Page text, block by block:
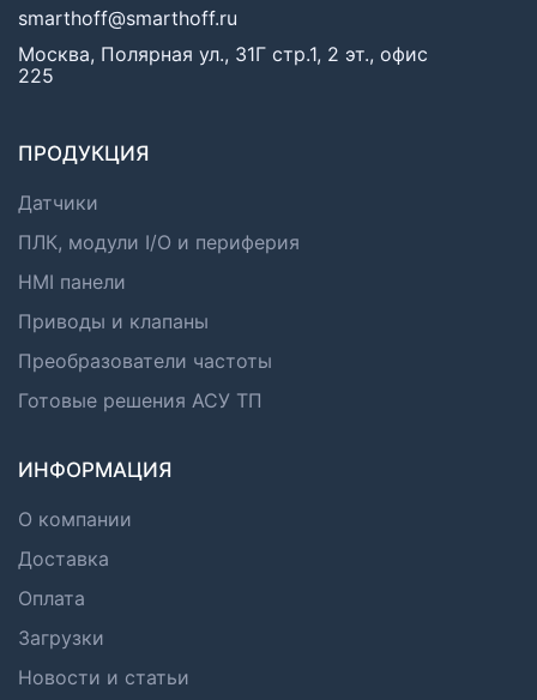
smarthoff@smarthoff.ru
Москва, Полярная ул., 31Г стр.1, 2 эт., офис
225
ПРОДУКЦИЯ
Датчики
ПЛК, модули I/O и периферия
HMI панели
Приводы и клапаны
Преобразователи частоты
Готовые решения АСУ ТП
ИНФОРМАЦИЯ
О компании
Доставка
Оплата
Загрузки
Новости и статьи